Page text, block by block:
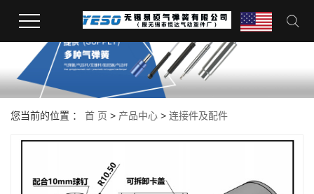
您当前的位置 ： 首 页 > 产品中心 > 连接件及配件